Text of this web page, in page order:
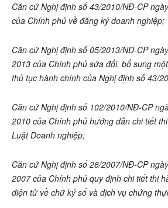
Căn cứ Nghị định số 43/2010/NĐ-CP
của Chính phủ về đăng ký doanh nghiệp;
Căn cứ Nghị định số 05/2013/NĐ-CP
2013 của Chính phủ sửa đổi, bổ sung
thủ tục hành chính của Nghị định số 43/
Căn cứ Nghị định số 102/2010/NĐ-CP
2010 của Chính phủ hướng dẫn chi tiết
Luật Doanh nghiệp;
Căn cứ Nghị định số 26/2007/NĐ-CP
2007 của Chính phủ quy định chi tiết thi
điện tử về chữ ký số và dịch vụ chứng